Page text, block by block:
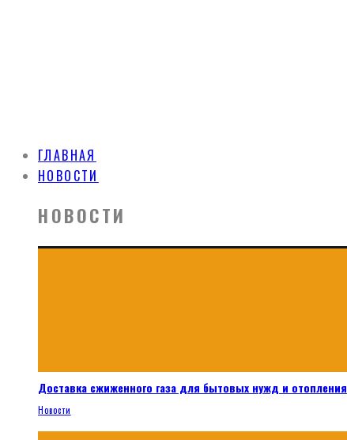
ГЛАВНАЯ
НОВОСТИ
НОВОСТИ
Доставка сжиженного газа для бытовых нужд и отопления
Новости